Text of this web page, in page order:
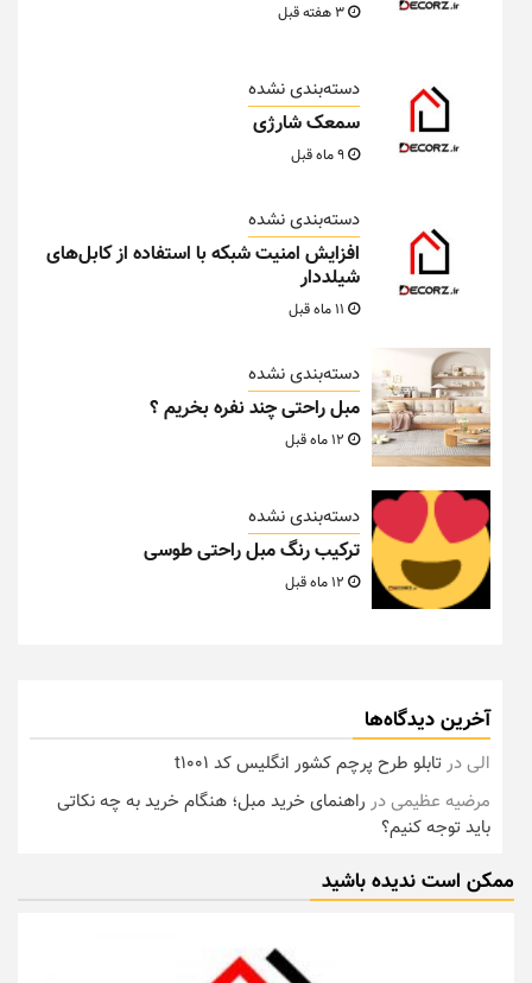
دسته‌بندی نشده
سمعک شارژی
دسته‌بندی نشده
افزایش امنیت شبکه با استفاده از کابل‌های
شیلددار
دسته‌بندی نشده
مبل راحتی چند نفره بخریم ؟
دسته‌بندی نشده
ترکیب رنگ مبل راحتی طوسی
آخرین دیدگاه‌ها
الیدرتابلو طرح پرچم کشور انگلیس کد t1001
مرضیه عظیمیدر راهنمای خرید مبل؛ هنگام خرید به چه نکاتی
باید توجه کنیم؟
ممکن است ندیده باشید